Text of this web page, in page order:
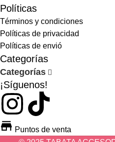
Políticas
Términos y condiciones
Políticas de privacidad
Políticas de envió
Categorías
Categorías
¡Síguenos!
Puntos de venta